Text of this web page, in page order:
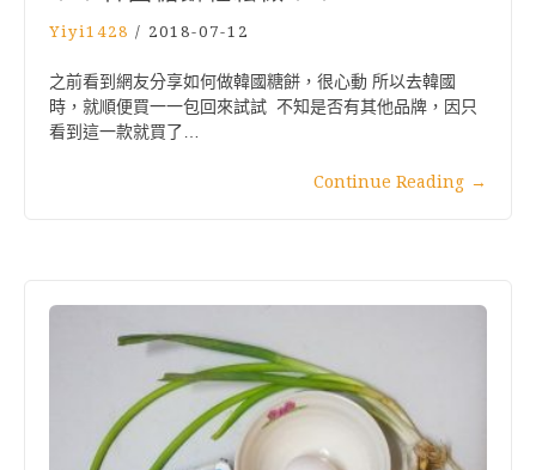
Yiyi1428 / 2018-07-12
之前看到網友分享如何做韓國糖餅，很心動 所以去韓國
時，就順便買一一包回來試試 不知是否有其他品牌，因只
看到這一款就買了…
Continue Reading →